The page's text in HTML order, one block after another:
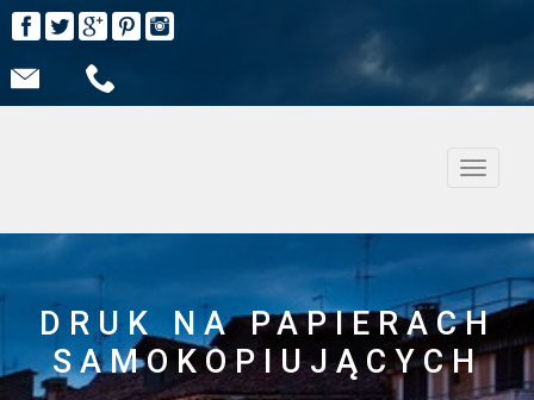
DRUK NA PAPIERACH
SAMOKOPIUJĄCYCH